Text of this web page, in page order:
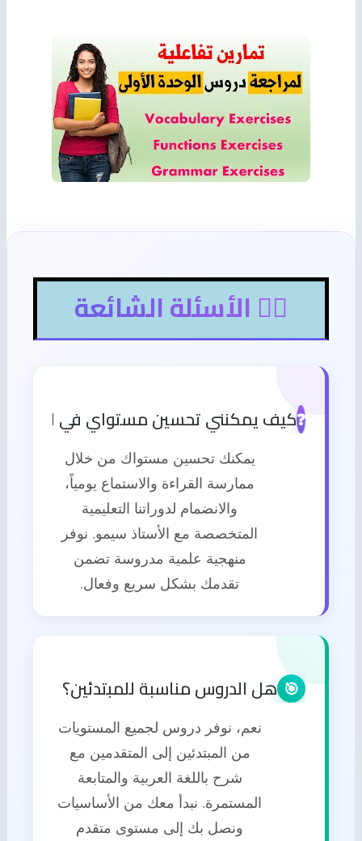
🙋‍♂️ الأسئلة الشائعة
❓كيف يمكنني تحسين مستواي في اللغة
يمكنك تحسين مستواك من خلال
ممارسة القراءة والاستماع يومياً،
والانضمام لدوراتنا التعليمية
المتخصصة مع الأستاذ سيمو. نوفر
منهجية علمية مدروسة تضمن
تقدمك بشكل سريع وفعال.
🎯 هل الدروس مناسبة للمبتدئين؟
نعم، نوفر دروس لجميع المستويات
من المبتدئين إلى المتقدمين مع
شرح باللغة العربية والمتابعة
المستمرة. نبدأ معك من الأساسيات
ونصل بك إلى مستوى متقدم